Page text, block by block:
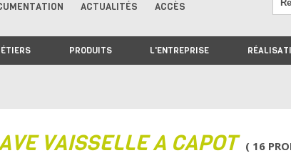
ACTUALITÉS
ACCÈS
PRODUITS L'ENTREPRISE
VAISSELLE A CAPOT ( 16